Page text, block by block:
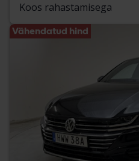
Koos rahastamisega
Vähendatud hind